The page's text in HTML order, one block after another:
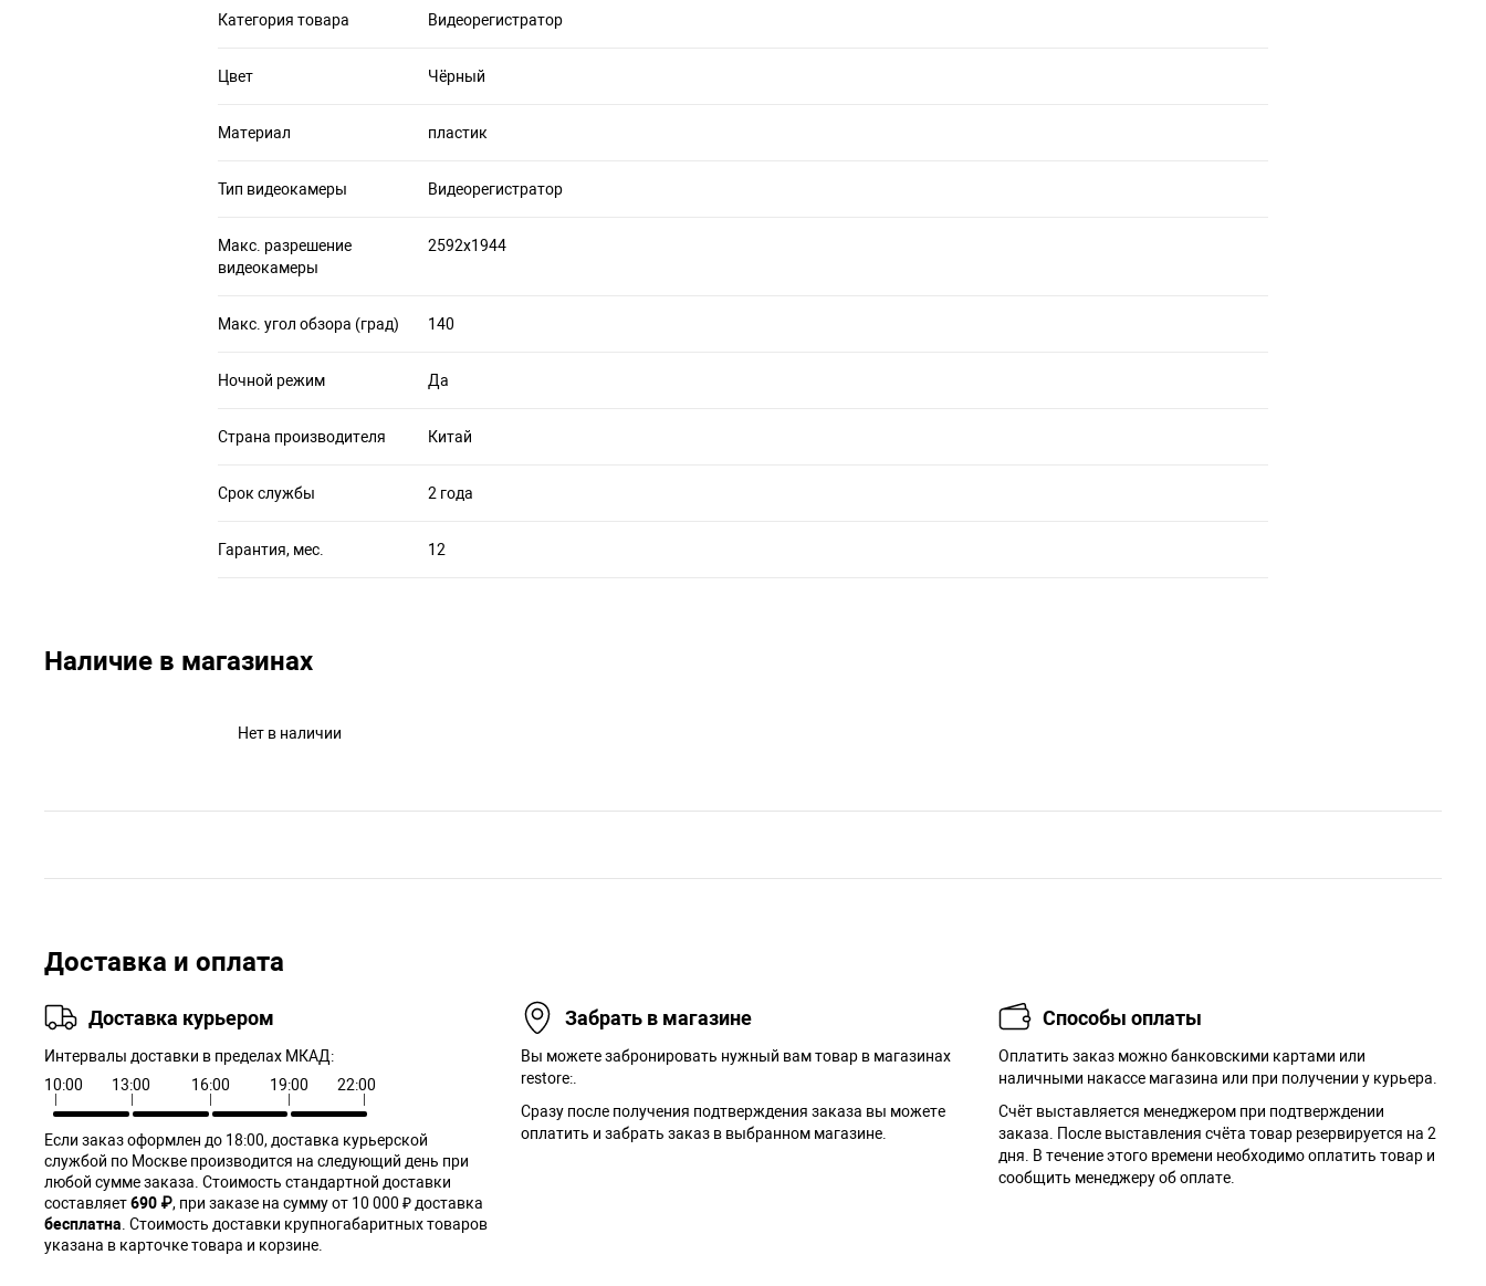
Категория товара Видеорегистратор
Цвет Чёрный
Материал пластик
Тип видеокамеры Видеорегистратор
Макс. разрешение
видеокамеры
2592х1944
Макс. угол обзора (град) 140
Ночной режим Да
Страна производителя Китай
Срок службы 2 года
Гарантия, мес. 12
Наличие в магазинах
Нет в наличии
Доставка и оплата
Доставка курьером
Интервалы доставки в пределах МКАД:
10:00
13:00 16:00 19:00 22:00
Если заказ оформлен до 18:00, доставка курьерской
службой по Москве производится на следующий день при
любой сумме заказа. Cтоимость стандартной доставки
составляет690 ₽, при заказе на сумму от 10 000 ₽ доставка
бесплатна. Стоимость доставки крупногабаритных товаров
указана в карточке товара и корзине.
Забрать в магазине
Вы можете забронировать нужный вам товар в магазинах
restore:.
Сразу после получения подтверждения заказа вы можете
оплатить и забрать заказ в выбранном магазине.
Способы оплаты
Оплатить заказ можно банковскими картами или
наличными накассе магазина или при получении у курьера.
Cчёт выставляется менеджером при подтверждении
заказа. После выставления счёта товар резервируется на 2
дня. В течение этого времени необходимо оплатить товар и
сообщить менеджеру об оплате.